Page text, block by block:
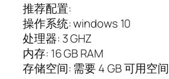
推荐配置:
操作系统: windows 10
处理器: 3 GHZ
内存: 16 GB RAM
存储空间: 需要 4 GB 可用空间